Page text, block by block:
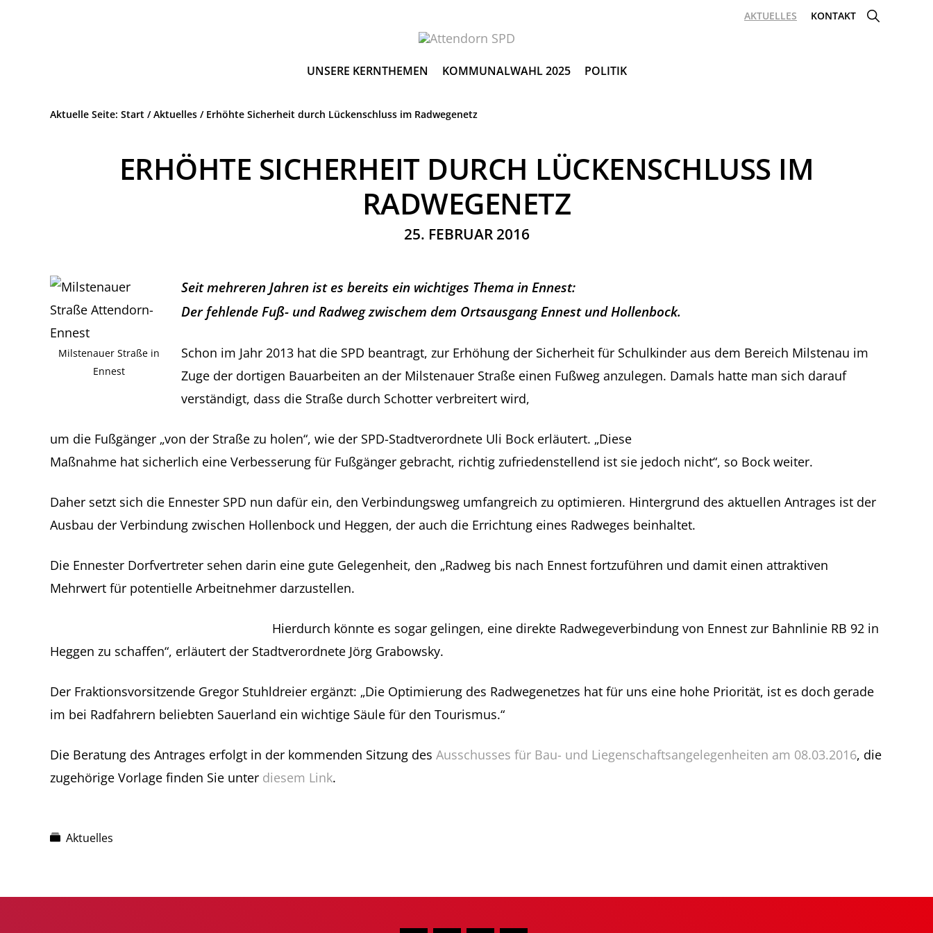
AKTUELLES KONTAKT SHOW
SEARCH
UNSERE KERNTHEMEN KOMMUNALWAHL 2025 POLITIK
Aktuelle Seite: Start / Aktuelles /Erhöhte Sicherheit durch Lückenschluss im Radwegenetz
ERHÖHTE SICHERHEIT DURCH LÜCKENSCHLUSS IM
RADWEGENETZ
25. FEBRUAR 2016
Milstenauer Straße in
Ennest
Seit mehreren Jahren ist es bereits ein wichtiges Thema in Ennest:
Der fehlende Fuß- und Radweg zwischem dem Ortsausgang Ennest und Hollenbock.
Schon im Jahr 2013 hat die SPD beantragt, zur Erhöhung der Sicherheit für Schulkinder aus dem Bereich Milstenau im
Zuge der dortigen Bauarbeiten an der Milstenauer Straße einen Fußweg anzulegen. Damals hatte man sich darauf
verständigt, dass die Straße durch Schotter verbreitert wird,
um die Fußgänger „von der Straße zu holen“, wie der SPD-Stadtverordnete Uli Bock erläutert. „Diese
Maßnahme hat sicherlich eine Verbesserung für Fußgänger gebracht, richtig zufriedenstellend ist sie jedoch nicht“, so Bock weiter.
Daher setzt sich die Ennester SPD nun dafür ein, den Verbindungsweg umfangreich zu optimieren. Hintergrund des aktuellen Antrages ist der
Ausbau der Verbindung zwischen Hollenbock und Heggen, der auch die Errichtung eines Radweges beinhaltet.
Die Ennester Dorfvertreter sehen darin eine gute Gelegenheit, den „Radweg bis nach Ennest fortzuführen und damit einen attraktiven
Mehrwert für potentielle Arbeitnehmer darzustellen.
Hierdurch könnte es sogar gelingen, eine direkte Radwegeverbindung von Ennest zur Bahnlinie RB 92 in
Heggen zu schaffen“, erläutert der Stadtverordnete Jörg Grabowsky.
Der Fraktionsvorsitzende Gregor Stuhldreier ergänzt: „Die Optimierung des Radwegenetzes hat für uns eine hohe Priorität, ist es doch gerade
im bei Radfahrern beliebten Sauerland ein wichtige Säule für den Tourismus.“
Die Beratung des Antrages erfolgt in der kommenden Sitzung des Ausschusses für Bau- und Liegenschaftsangelegenheiten am 08.03.2016, die
zugehörige Vorlage finden Sie unter diesem Link.
Aktuelles